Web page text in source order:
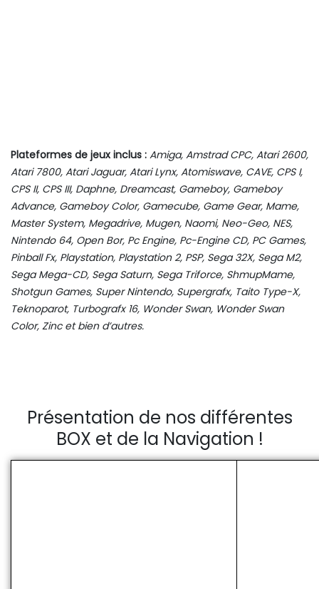
Plateformes de jeux inclus : Amiga, Amstrad CPC, Atari 2600,
Atari 7800, Atari Jaguar, Atari Lynx, Atomiswave, CAVE, CPS I,
CPS II, CPS III, Daphne, Dreamcast, Gameboy, Gameboy
Advance, Gameboy Color, Gamecube, Game Gear, Mame,
Master System, Megadrive, Mugen, Naomi, Neo-Geo, NES,
Nintendo 64, Open Bor, Pc Engine, Pc-Engine CD, PC Games,
Pinball Fx, Playstation, Playstation 2, PSP, Sega 32X, Sega M2,
Sega Mega-CD, Sega Saturn, Sega Triforce, ShmupMame,
Shotgun Games, Super Nintendo, Supergrafx, Taito Type-X,
Teknoparot, Turbografx 16, Wonder Swan, Wonder Swan
Color, Zinc et bien d’autres.
Présentation de nos différentes
BOX et de la Navigation !